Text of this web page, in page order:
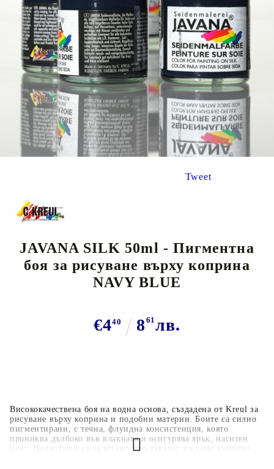
Tweet
JAVANA SILK 50ml - Пигментна
боя за рисуване върху коприна
NAVY BLUE
€440 8 61 лв.
Висококачествена боя на водна основа, създадена от Kreul за
рисуване върху коприна и подобни материи. Боите са силно
пигментирани, с течна, флуидна консистенция, която
прониква дълбоко във влакната и осигурява ярък, наситен
цвят. Подходящи са за множество тъкани: не само коприна,